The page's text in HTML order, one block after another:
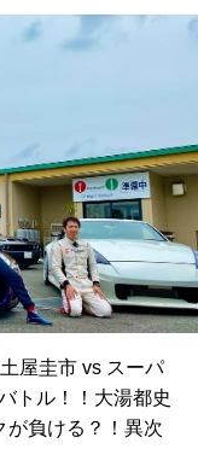
屋圭市 vs スーパ
トル！！大湯都史
が負ける？！異次